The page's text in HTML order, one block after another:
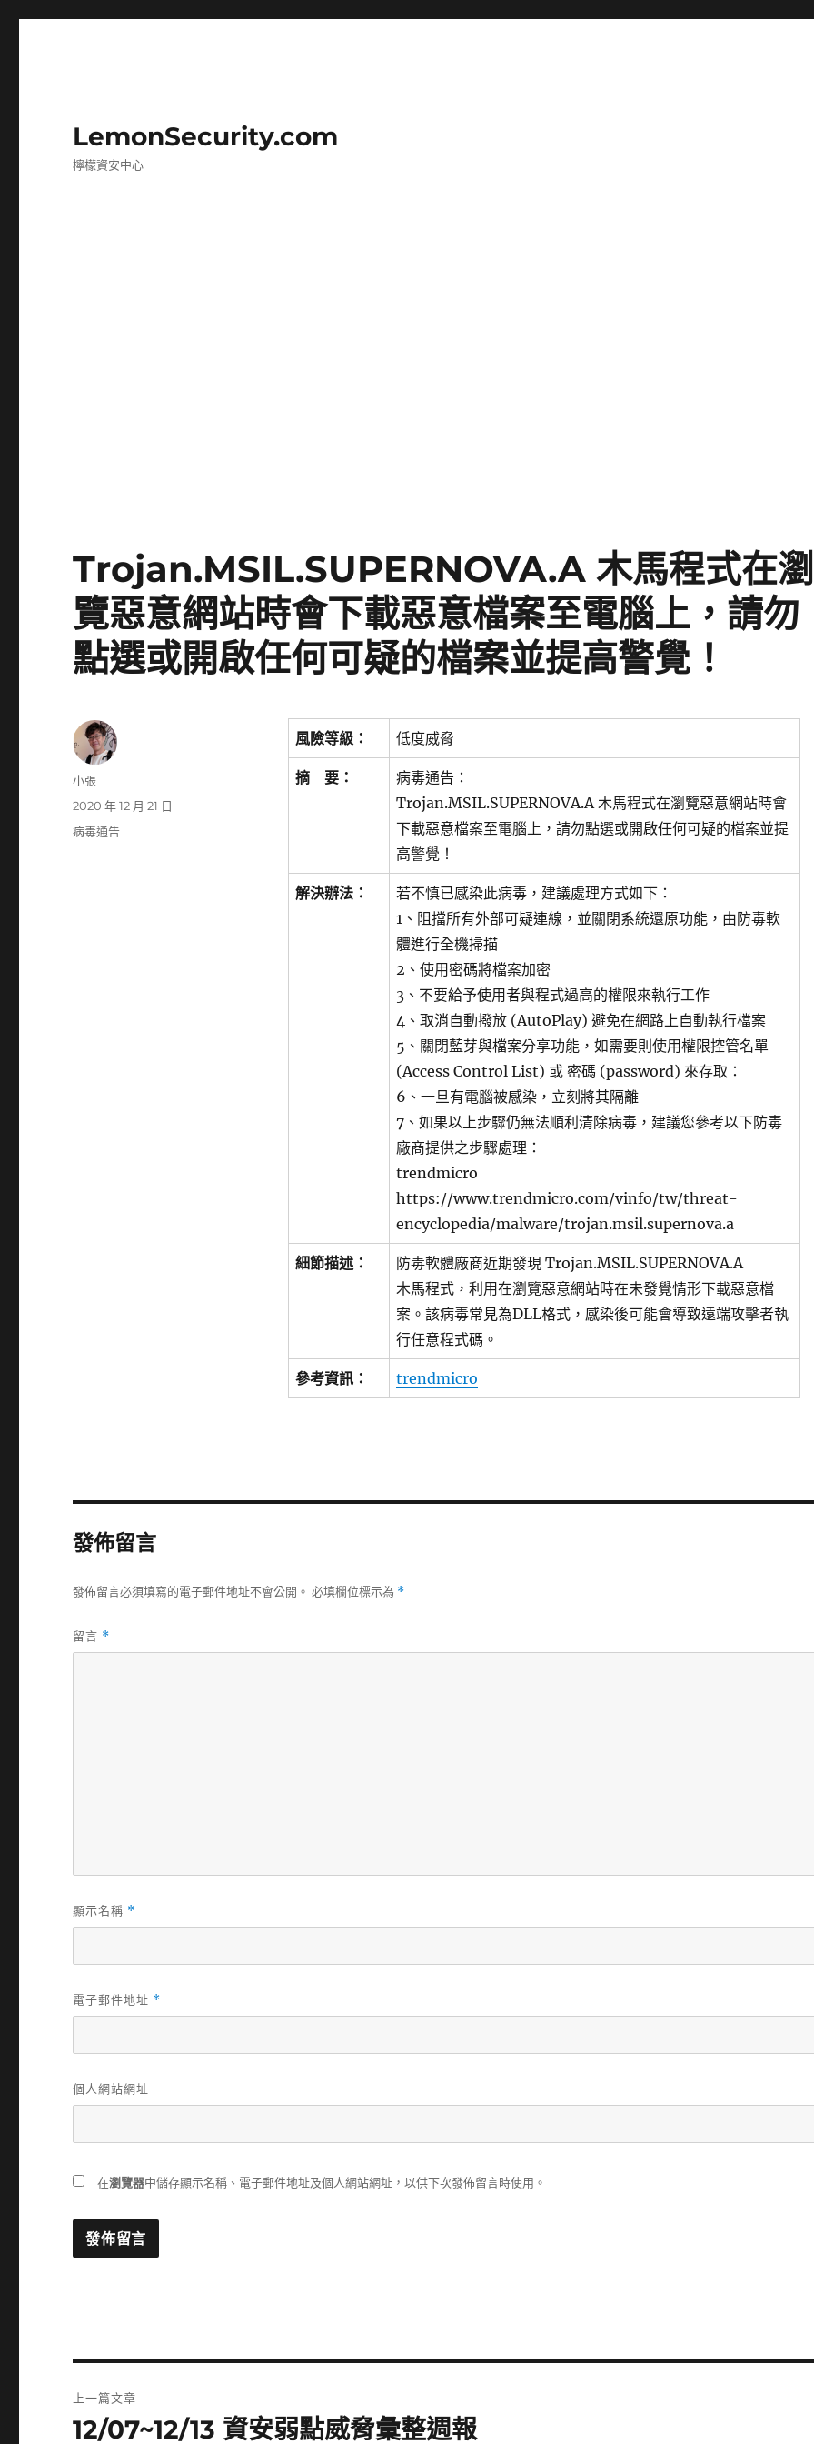
LemonSecurity.com
檸檬資安中心
Trojan.MSIL.SUPERNOVA.A 木馬程式在瀏
覽惡意網站時會下載惡意檔案至電腦上，請勿
點選或開啟任何可疑的檔案並提高警覺！
風險等級： 低度威脅
摘 要：
病毒通告：
Trojan.MSIL.SUPERNOVA.A 木馬程式在瀏覽惡意網站時會
下載惡意檔案至電腦上，請勿點選或開啟任何可疑的檔案並提
高警覺！
解決辦法：
若不慎已感染此病毒，建議處理方式如下：
1、阻擋所有外部可疑連線，並關閉系統還原功能，由防毒軟
體進行全機掃描
2、使用密碼將檔案加密
3、不要給予使用者與程式過高的權限來執行工作
4、取消自動撥放 (AutoPlay) 避免在網路上自動執行檔案
5、關閉藍芽與檔案分享功能，如需要則使用權限控管名單
(Access Control List) 或 密碼 (password) 來存取：
6、一旦有電腦被感染，立刻將其隔離
7、如果以上步驟仍無法順利清除病毒，建議您參考以下防毒
廠商提供之步驟處理：
trendmicro
https://www.trendmicro.com/vinfo/tw/threat-
encyclopedia/malware/trojan.msil.supernova.a
細節描述：
防毒軟體廠商近期發現 Trojan.MSIL.SUPERNOVA.A
木馬程式，利用在瀏覽惡意網站時在未發覺情形下載惡意檔
案。該病毒常見為DLL格式，感染後可能會導致遠端攻擊者執
行任意程式碼。
參考資訊： trendmicro
作
小張
發
佈
2020 年 12 月 21 日
分
病毒通告
發佈留言
發佈留言必須填寫的電子郵件地址不會公開。 必填欄位標示為 *
留言 *
顯示名稱 *
電子郵件地址 *
個人網站網址
在瀏覽器中儲存顯示名稱、電子郵件地址及個人網站網址，以供下次發佈留言時使用。
章
上一篇文章
上
12/07~12/13 資安弱點威脅彙整週報